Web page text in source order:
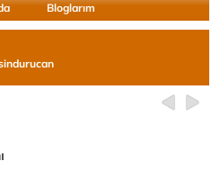
Bloglarım